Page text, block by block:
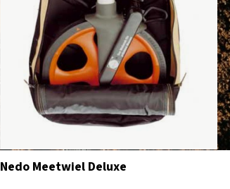
Nedo Meetwiel Deluxe